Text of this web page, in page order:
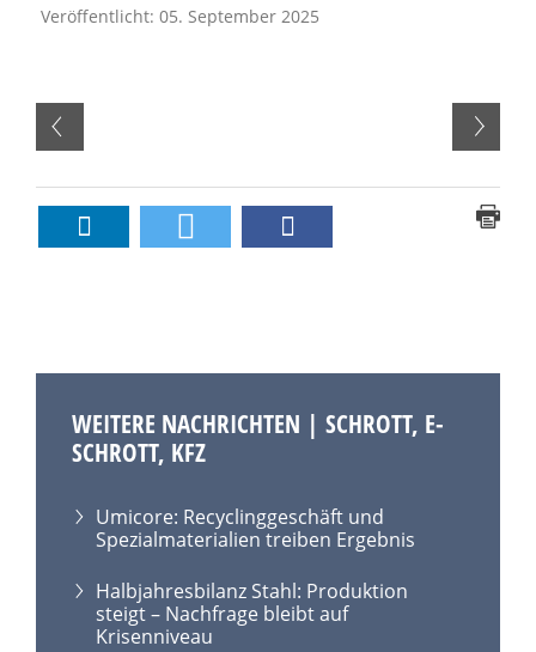
Veröffentlicht: 05. September 2025
WEITERE NACHRICHTEN | SCHROTT, E-
SCHROTT, KFZ
Umicore: Recyclinggeschäft und
Spezialmaterialien treiben Ergebnis
Halbjahresbilanz Stahl: Produktion
steigt – Nachfrage bleibt auf
Krisenniveau